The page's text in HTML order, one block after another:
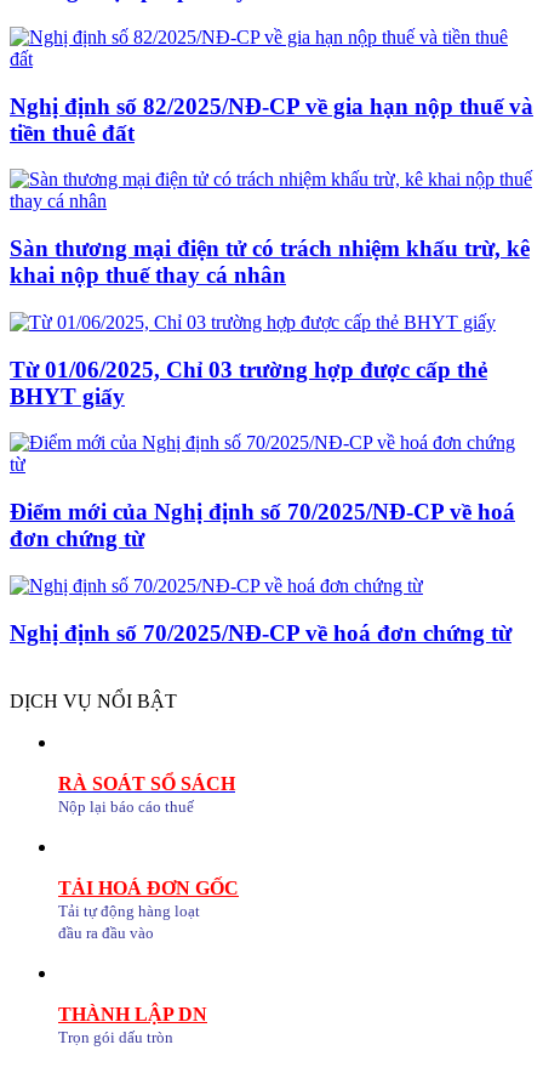
Nghị định số 82/2025/NĐ-CP về gia hạn nộp thuế và
tiền thuê đất
Sàn thương mại điện tử có trách nhiệm khấu trừ, kê
khai nộp thuế thay cá nhân
Từ 01/06/2025, Chỉ 03 trường hợp được cấp thẻ
BHYT giấy
Điểm mới của Nghị định số 70/2025/NĐ-CP về hoá
đơn chứng từ
Nghị định số 70/2025/NĐ-CP về hoá đơn chứng từ
DỊCH VỤ NỔI BẬT
RÀ SOÁT SỔ SÁCH
Nộp lại báo cáo thuế
TẢI HOÁ ĐƠN GỐC
Tải tự động hàng loạt
đầu ra đầu vào
THÀNH LẬP DN
Trọn gói dấu tròn